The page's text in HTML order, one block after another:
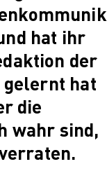
and Design
and Design
hat ihr
der
gelernt hat
die
wahr sind,